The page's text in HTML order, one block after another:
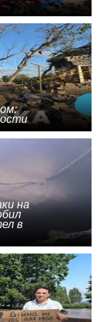
на
в